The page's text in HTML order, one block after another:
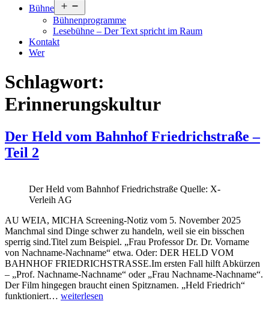
Bühne
öffnen
Bühnenprogramme
Lesebühne – Der Text spricht im Raum
Kontakt
Wer
Schlagwort:
Erinnerungskultur
Der Held vom Bahnhof Friedrichstraße –
Teil 2
Der Held vom Bahnhof Friedrichstraße Quelle: X-
Verleih AG
AU WEIA, MICHA Screening-Notiz vom 5. November 2025
Manchmal sind Dinge schwer zu handeln, weil sie ein bisschen
sperrig sind.Titel zum Beispiel. „Frau Professor Dr. Dr. Vorname
von Nachname-Nachname“ etwa. Oder: DER HELD VOM
BAHNHOF FRIEDRICHSTRASSE.Im ersten Fall hilft Abkürzen
– „Prof. Nachname-Nachname“ oder „Frau Nachname-Nachname“.
Der Film hingegen braucht einen Spitznamen. „Held Friedrich“
funktioniert… Der
weiterlesen